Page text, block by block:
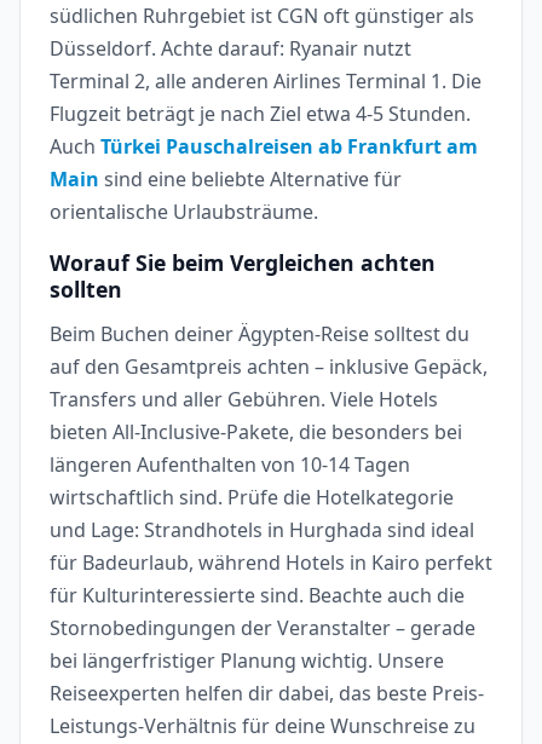
südlichen Ruhrgebiet ist CGN oft günstiger als
Düsseldorf. Achte darauf: Ryanair nutzt
Terminal 2, alle anderen Airlines Terminal 1. Die
Flugzeit beträgt je nach Ziel etwa 4-5 Stunden.
Auch Türkei Pauschalreisen ab Frankfurt am
Main sind eine beliebte Alternative für
orientalische Urlaubsträume.
Worauf Sie beim Vergleichen achten
sollten
Beim Buchen deiner Ägypten-Reise solltest du
auf den Gesamtpreis achten – inklusive Gepäck,
Transfers und aller Gebühren. Viele Hotels
bieten All-Inclusive-Pakete, die besonders bei
längeren Aufenthalten von 10-14 Tagen
wirtschaftlich sind. Prüfe die Hotelkategorie
und Lage: Strandhotels in Hurghada sind ideal
für Badeurlaub, während Hotels in Kairo perfekt
für Kulturinteressierte sind. Beachte auch die
Stornobedingungen der Veranstalter – gerade
bei längerfristiger Planung wichtig. Unsere
Reiseexperten helfen dir dabei, das beste Preis-
Leistungs-Verhältnis für deine Wunschreise zu